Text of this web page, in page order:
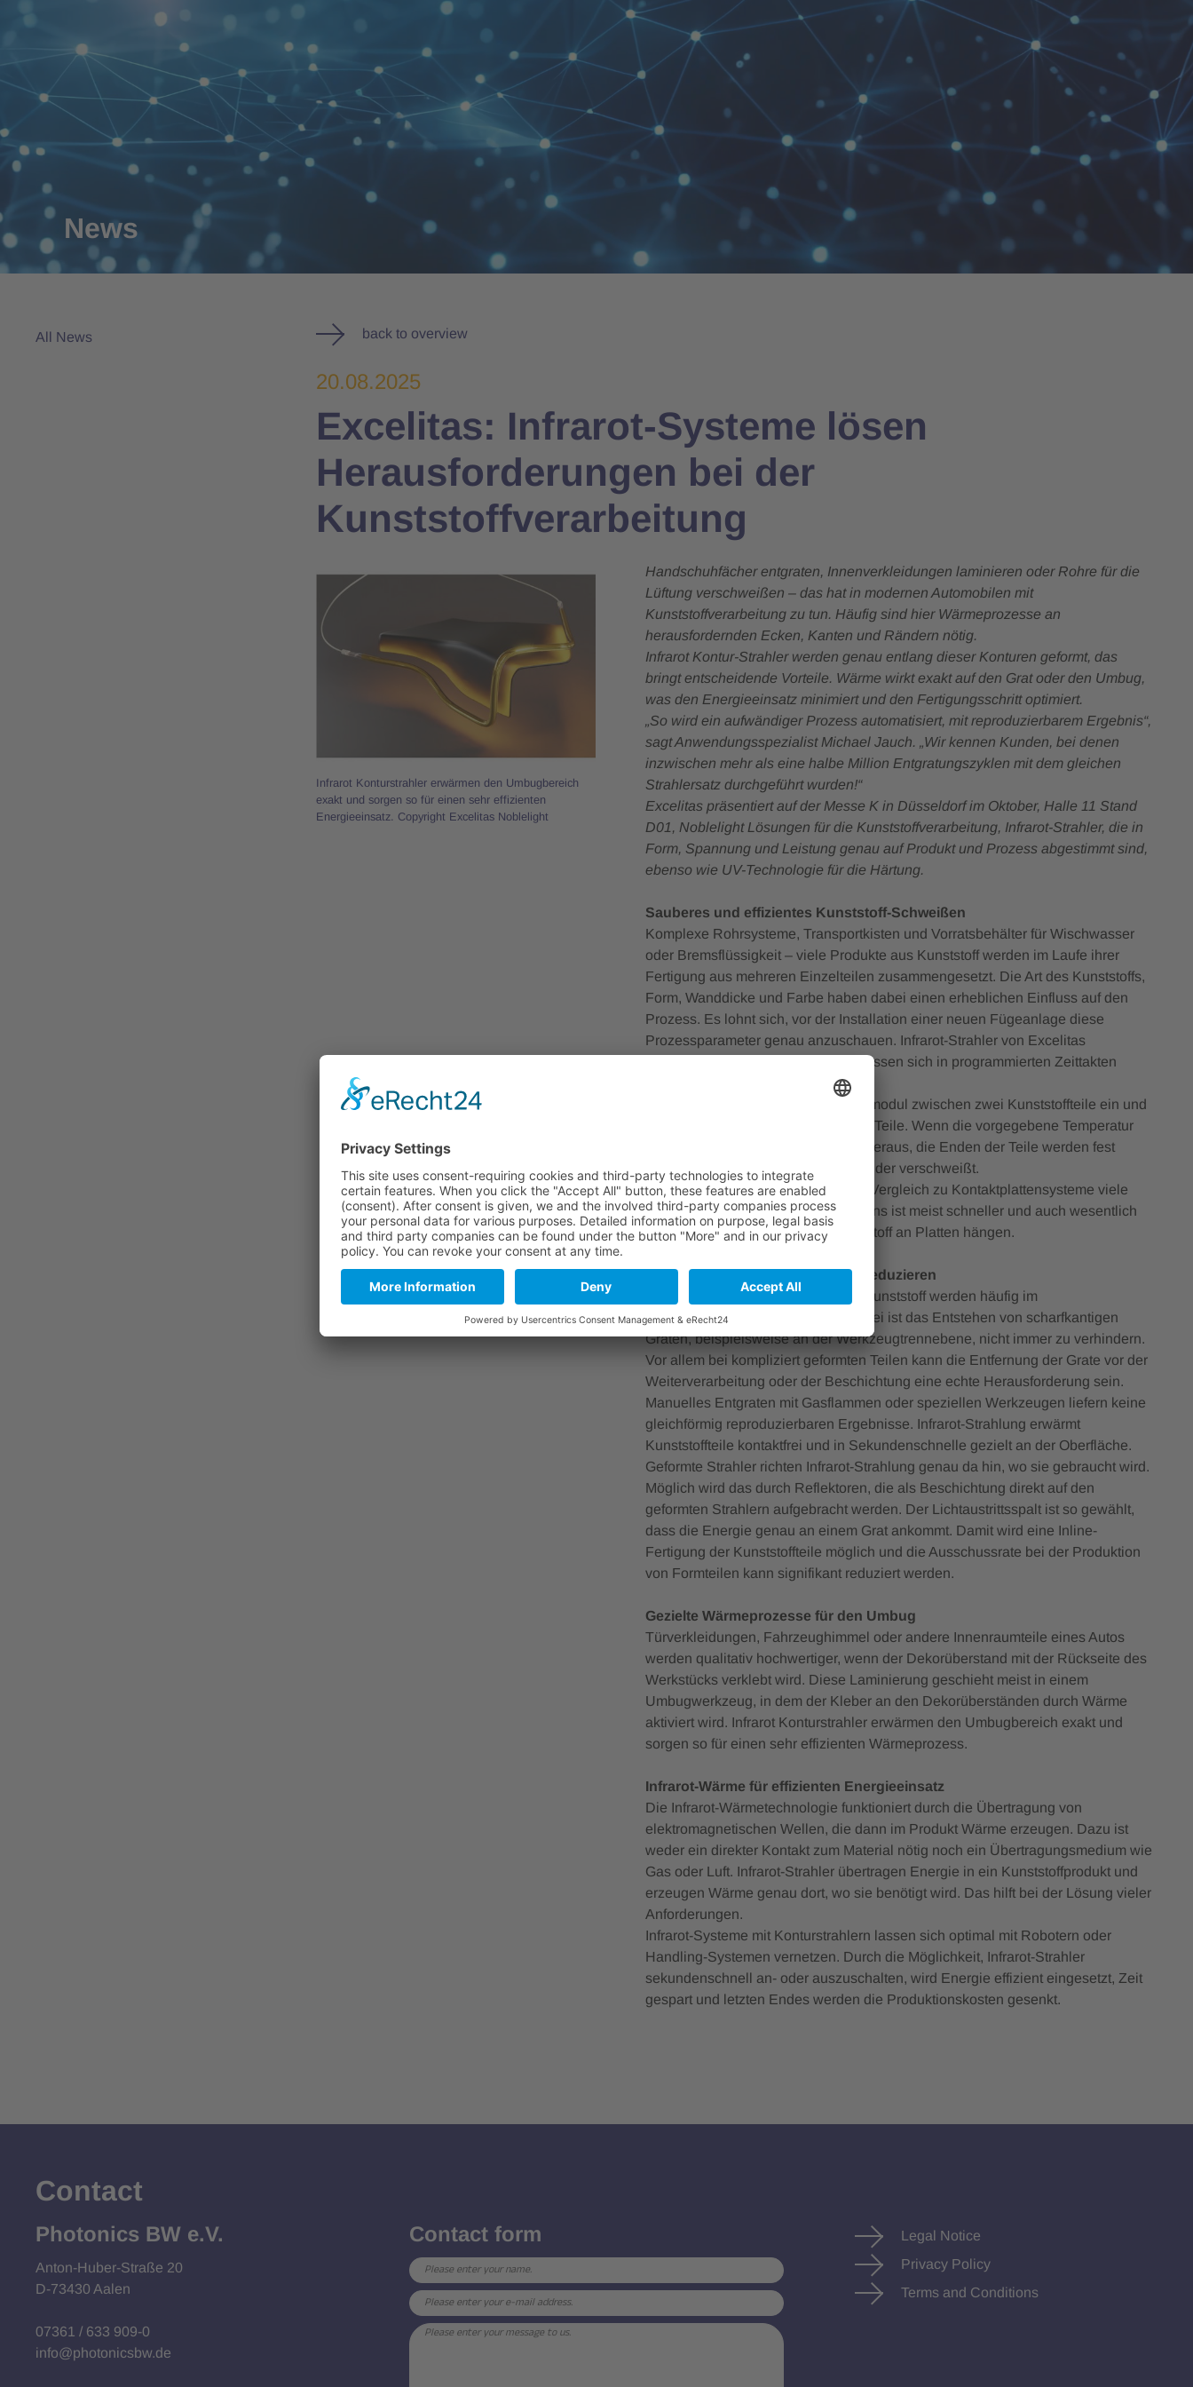
News
All News back to overview
20.08.2025
Excelitas: Infrarot-Systeme lösen
Herausforderungen bei der
Kunststoffverarbeitung
Infrarot Konturstrahler erwärmen den Umbugbereich
exakt und sorgen so für einen sehr effizienten
Energieeinsatz. Copyright Excelitas Noblelight
Handschuhfächer entgraten, Innenverkleidungen laminieren oder Rohre für die
Lüftung verschweißen – das hat in modernen Automobilen mit
Kunststoffverarbeitung zu tun. Häufig sind hier Wärmeprozesse an
herausfordernden Ecken, Kanten und Rändern nötig.
Infrarot Kontur-Strahler werden genau entlang dieser Konturen geformt, das
bringt entscheidende Vorteile. Wärme wirkt exakt auf den Grat oder den Umbug,
was den Energieeinsatz minimiert und den Fertigungsschritt optimiert.
„So wird ein aufwändiger Prozess automatisiert, mit reproduzierbarem Ergebnis“,
sagt Anwendungsspezialist Michael Jauch. „Wir kennen Kunden, bei denen
inzwischen mehr als eine halbe Million Entgratungszyklen mit dem gleichen
Strahlersatz durchgeführt wurden!“
Excelitas präsentiert auf der Messe K in Düsseldorf im Oktober, Halle 11 Stand
D01, Noblelight Lösungen für die Kunststoffverarbeitung, Infrarot-Strahler, die in
Form, Spannung und Leistung genau auf Produkt und Prozess abgestimmt sind,
ebenso wie UV-Technologie für die Härtung.
Sauberes und effizientes Kunststoff-Schweißen
Komplexe Rohrsysteme, Transportkisten und Vorratsbehälter für Wischwasser
oder Bremsflüssigkeit – viele Produkte aus Kunststoff werden im Laufe ihrer
Fertigung aus mehreren Einzelteilen zusammengesetzt. Die Art des Kunststoffs,
Form, Wanddicke und Farbe haben dabei einen erheblichen Einfluss auf den
Prozess. Es lohnt sich, vor der Installation einer neuen Fügeanlage diese
Prozessparameter genau anzuschauen. Infrarot-Strahler von Excelitas
übertragen Wärme kontaktfrei und lassen sich in programmierten Zeittakten
Meist fährt dazu ein Infrarot-Strahlermodul zwischen zwei Kunststoffteile ein und
erwärmt die Oberflächen der beiden Teile. Wenn die vorgegebene Temperatur
erreicht ist, fährt das Infrarot-Modul heraus, die Enden der Teile werden fest
aneinandergepresst und so miteinander verschweißt.
Infrarot-Schweißsysteme zeigen im Vergleich zu Kontaktplattensysteme viele
Vorteile. Der Prozess des Schweißens ist meist schneller und auch wesentlich
sauberer, denn es bleibt kein Kunststoff an Platten hängen.
Schneller entgraten, Ausschuss reduzieren
Griffe, Abdeckungen, Blenden aus Kunststoff werden häufig im
Spritzgießverfahren hergestellt. Dabei ist das Entstehen von scharfkantigen
Graten, beispielsweise an der Werkzeugtrennebene, nicht immer zu verhindern.
Vor allem bei kompliziert geformten Teilen kann die Entfernung der Grate vor der
Weiterverarbeitung oder der Beschichtung eine echte Herausforderung sein.
Manuelles Entgraten mit Gasflammen oder speziellen Werkzeugen liefern keine
gleichförmig reproduzierbaren Ergebnisse. Infrarot-Strahlung erwärmt
Kunststoffteile kontaktfrei und in Sekundenschnelle gezielt an der Oberfläche.
Geformte Strahler richten Infrarot-Strahlung genau da hin, wo sie gebraucht wird.
Möglich wird das durch Reflektoren, die als Beschichtung direkt auf den
geformten Strahlern aufgebracht werden. Der Lichtaustrittsspalt ist so gewählt,
dass die Energie genau an einem Grat ankommt. Damit wird eine Inline-
Fertigung der Kunststoffteile möglich und die Ausschussrate bei der Produktion
von Formteilen kann signifikant reduziert werden.
Gezielte Wärmeprozesse für den Umbug
Türverkleidungen, Fahrzeughimmel oder andere Innenraumteile eines Autos
werden qualitativ hochwertiger, wenn der Dekorüberstand mit der Rückseite des
Werkstücks verklebt wird. Diese Laminierung geschieht meist in einem
Umbugwerkzeug, in dem der Kleber an den Dekorüberständen durch Wärme
aktiviert wird. Infrarot Konturstrahler erwärmen den Umbugbereich exakt und
sorgen so für einen sehr effizienten Wärmeprozess.
Infrarot-Wärme für effizienten Energieeinsatz
Die Infrarot-Wärmetechnologie funktioniert durch die Übertragung von
elektromagnetischen Wellen, die dann im Produkt Wärme erzeugen. Dazu ist
weder ein direkter Kontakt zum Material nötig noch ein Übertragungsmedium wie
Gas oder Luft. Infrarot-Strahler übertragen Energie in ein Kunststoffprodukt und
erzeugen Wärme genau dort, wo sie benötigt wird. Das hilft bei der Lösung vieler
Anforderungen.
Infrarot-Systeme mit Konturstrahlern lassen sich optimal mit Robotern oder
Handling-Systemen vernetzen. Durch die Möglichkeit, Infrarot-Strahler
sekundenschnell an- oder auszuschalten, wird Energie effizient eingesetzt, Zeit
gespart und letzten Endes werden die Produktionskosten gesenkt.
Contact
Photonics BW e.V.
Anton-Huber-Straße 20
D-73430 Aalen
07361 / 633 909-0
info@photonicsbw.de
Contact form
Legal Notice
Privacy Policy
Terms and Conditions